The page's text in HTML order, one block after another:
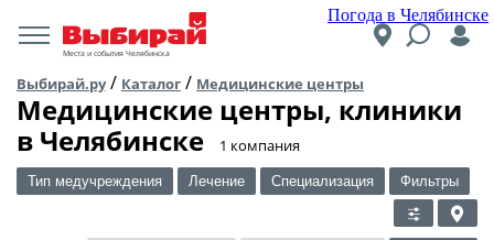
Погода в Челябинске
Места и события Челябинска
Выбирай.ру/ Каталог / Медицинские центры
Медицинские центры, клиники
в Челябинске
​1 компания
Тип медучреждения Лечение Специализация Фильтры